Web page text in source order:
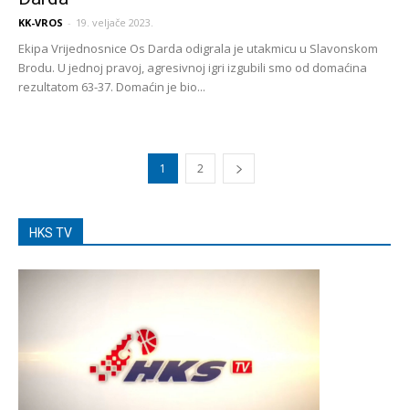
KK-VROS - 19. veljače 2023.
Ekipa Vrijednosnice Os Darda odigrala je utakmicu u Slavonskom
Brodu. U jednoj pravoj, agresivnoj igri izgubili smo od domaćina
rezultatom 63-37. Domaćin je bio...
1 2
HKS TV